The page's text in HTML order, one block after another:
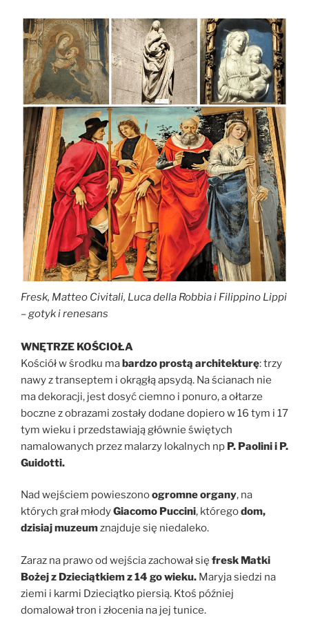
Fresk, Matteo Civitali, Luca della Robbia i Filippino Lippi
– gotyk i renesans
WNĘTRZE KOŚCIOŁA
Kościół w środku mabardzo prostą architekturę: trzy
nawy z transeptem i okrągłą apsydą. Na ścianach nie
ma dekoracji, jest dosyć ciemno i ponuro, a ołtarze
boczne z obrazami zostały dodane dopiero w 16 tym i 17
tym wieku i przedstawiają głównie świętych
namalowanych przez malarzy lokalnych np P. Paolini i P.
Guidotti.
Nad wejściem powieszonoogromne organy, na
których grał młodyGiacomo Puccini, któregodom,
dzisiaj muzeumznajduje się niedaleko.
Zaraz na prawo od wejścia zachował się fresk Matki
Bożej z Dzieciątkiem z 14 go wieku. Maryja siedzi na
ziemi i karmi Dzieciątko piersią. Ktoś później
domalował tron i złocenia na jej tunice.